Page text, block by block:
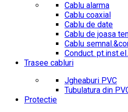
Cablu alarma
Cablu coaxial
Cablu de date
Cablu de joasa
Cablu
Conduct. pt.inst.el.
Trasee cabluri
Jgheaburi PVC
Tubulatura din
Protectie